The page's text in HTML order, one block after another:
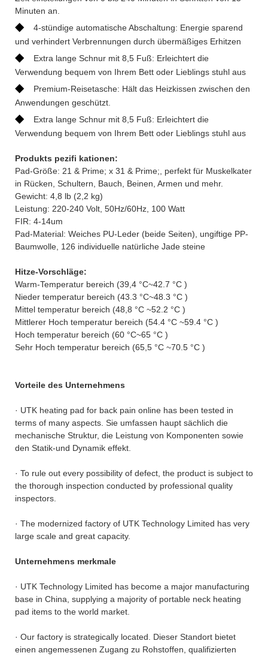
Minuten an.
◆
4-stündige automatische Abschaltung: Energie sparend
und verhindert Verbrennungen durch übermäßiges Erhitzen
◆
Extra lange Schnur mit 8,5 Fuß: Erleichtert die
Verwendung bequem von Ihrem Bett oder Lieblings stuhl aus
◆
Premium-Reisetasche: Hält das Heizkissen zwischen den
Anwendungen geschützt.
◆
Extra lange Schnur mit 8,5 Fuß: Erleichtert die
Verwendung bequem von Ihrem Bett oder Lieblings stuhl aus
Produkts pezifi kationen:
Pad-Größe: 21 & Prime; x 31 & Prime;, perfekt für Muskelkater
in Rücken, Schultern, Bauch, Beinen, Armen und mehr.
Gewicht: 4,8 lb (2,2 kg)
Leistung: 220-240 Volt, 50Hz/60Hz, 100 Watt
FIR: 4-14um
Pad-Material: Weiches PU-Leder (beide Seiten), ungiftige PP-
Baumwolle, 126 individuelle natürliche Jade steine
Hitze-Vorschläge:
Warm-Temperatur bereich (39,4 °C~42.7 °C )
Nieder temperatur bereich (43.3 °C~48.3 °C )
Mittel temperatur bereich (48,8 °C ~52.2 °C )
Mittlerer Hoch temperatur bereich (54.4 °C ~59.4 °C )
Hoch temperatur bereich (60 °C~65 °C )
Sehr Hoch temperatur bereich (65,5 °C ~70.5 °C )
Vorteile des Unternehmens
· UTK heating pad for back pain online has been tested in
terms of many aspects. Sie umfassen haupt sächlich die
mechanische Struktur, die Leistung von Komponenten sowie
den Statik-und Dynamik effekt.
· To rule out every possibility of defect, the product is subject to
the thorough inspection conducted by professional quality
inspectors.
· The modernized factory of UTK Technology Limited has very
large scale and great capacity.
Unternehmens merkmale
· UTK Technology Limited has become a major manufacturing
base in China, supplying a majority of portable neck heating
pad items to the world market.
· Our factory is strategically located. Dieser Standort bietet
einen angemessenen Zugang zu Rohstoffen, qualifizierten